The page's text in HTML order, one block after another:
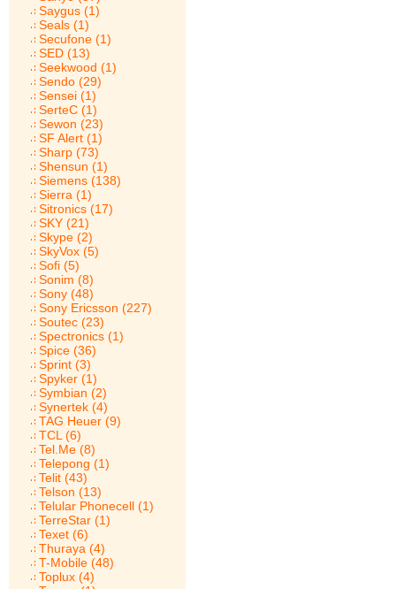
Saygus (1)
Seals (1)
Secufone (1)
SED (13)
Seekwood (1)
Sendo (29)
Sensei (1)
SerteC (1)
Sewon (23)
SF Alert (1)
Sharp (73)
Shensun (1)
Siemens (138)
Sierra (1)
Sitronics (17)
SKY (21)
Skype (2)
SkyVox (5)
Sofi (5)
Sonim (8)
Sony (48)
Sony Ericsson (227)
Soutec (23)
Spectronics (1)
Spice (36)
Sprint (3)
Spyker (1)
Symbian (2)
Synertek (4)
TAG Heuer (9)
TCL (6)
Tel.Me (8)
Telepong (1)
Telit (43)
Telson (13)
Telular Phonecell (1)
TerreStar (1)
Texet (6)
Thuraya (4)
T-Mobile (48)
Toplux (4)